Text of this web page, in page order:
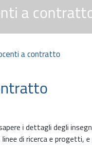
a
a contratto
i dettagli degli
di ricerca e progetti, e